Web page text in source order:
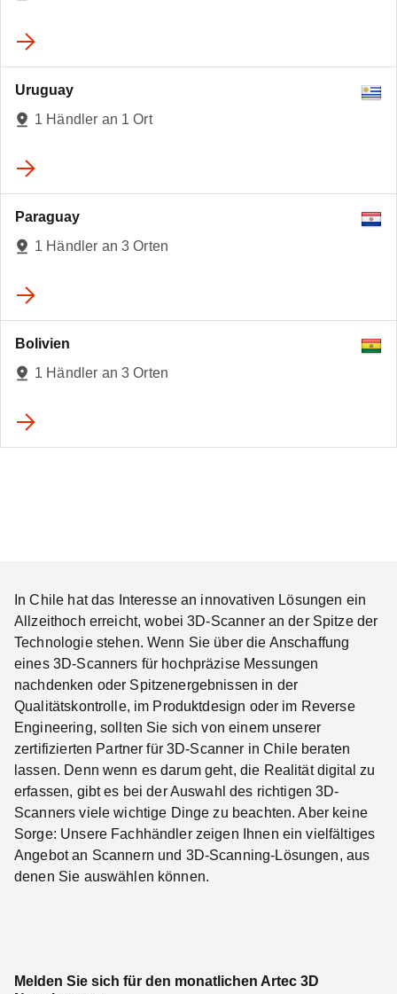
2
Uruguay
1 Händler an 1 Ort
Paraguay
1 Händler an 3 Orten
Bolivien
1 Händler an 3 Orten
In Chile hat das Interesse an innovativen Lösungen ein
Allzeithoch erreicht, wobei 3D-Scanner an der Spitze der
Technologie stehen. Wenn Sie über die Anschaffung
eines 3D-Scanners für hochpräzise Messungen
nachdenken oder Spitzenergebnissen in der
Qualitätskontrolle, im Produktdesign oder im Reverse
Engineering, sollten Sie sich von einem unserer
zertifizierten Partner für 3D-Scanner in Chile beraten
lassen. Denn wenn es darum geht, die Realität digital zu
erfassen, gibt es bei der Auswahl des richtigen 3D-
Scanners viele wichtige Dinge zu beachten. Aber keine
Sorge: Unsere Fachhändler zeigen Ihnen ein vielfältiges
Angebot an Scannern und 3D-Scanning-Lösungen, aus
denen Sie auswählen können.
Melden Sie sich für den monatlichen Artec 3D